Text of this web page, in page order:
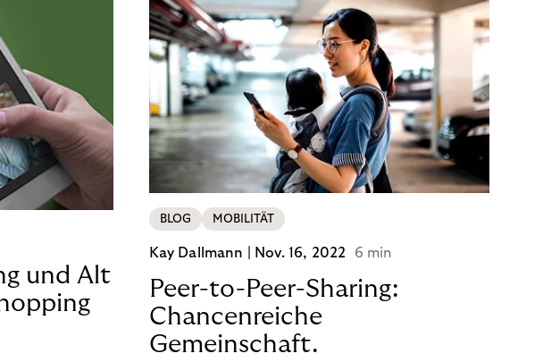
und Alt
BLOG MOBILITÄT
Kay Dallmann | Nov. 16, 2022 6 min
Peer-to-Peer-Sharing:
Chancenreiche
Gemeinschaft.